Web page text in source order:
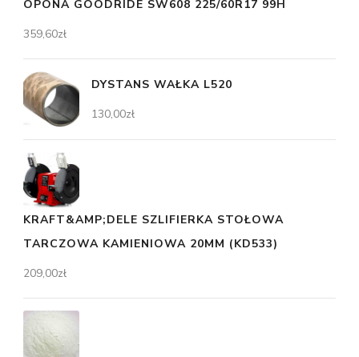
OPONA GOODRIDE SW608 225/60R17 99H
359,60zł
DYSTANS WAŁKA L520
130,00zł
KRAFT&AMP;DELE SZLIFIERKA STOŁOWA
TARCZOWA KAMIENIOWA 20MM (KD533)
209,00zł